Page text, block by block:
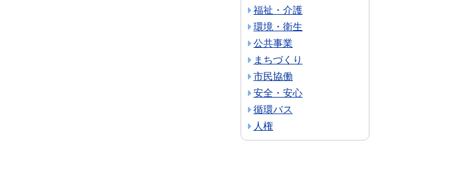
福祉・介護
環境・衛生
公共事業
まちづくり
市民協働
安全・安心
循環バス
人権